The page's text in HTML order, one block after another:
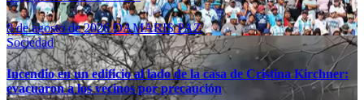
8 de agosto de 2026DAMARIS PAZ
Sociedad
Incendio en un edificio al lado de la casa de Cristina Kirchner:
evacuaron a los vecinos por precaución